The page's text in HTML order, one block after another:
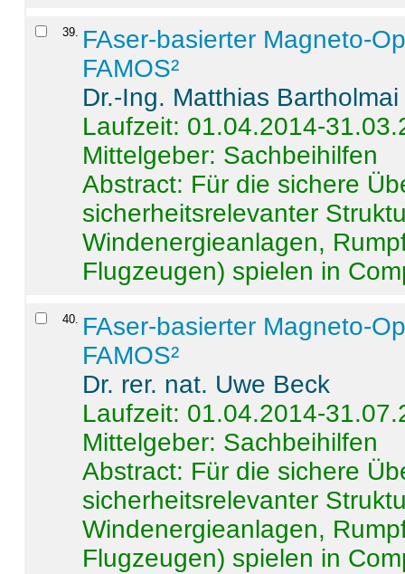
39. FAser-basierter Magneto-
FAMOS²
Dr.-Ing. Matthias Bartholmai
Laufzeit: 01.04.2014-
Mittelgeber: Sachbeihilfen
Abstract: Für die sichere
sicherheitsrelevanter
Windenergieanlagen,
Flugzeugen) spielen in
40. FAser-basierter Magneto-
FAMOS²
Dr. rer. nat. Uwe Beck
Laufzeit: 01.04.2014-
Mittelgeber: Sachbeihilfen
Abstract: Für die sichere
sicherheitsrelevanter
Windenergieanlagen,
Flugzeugen) spielen in